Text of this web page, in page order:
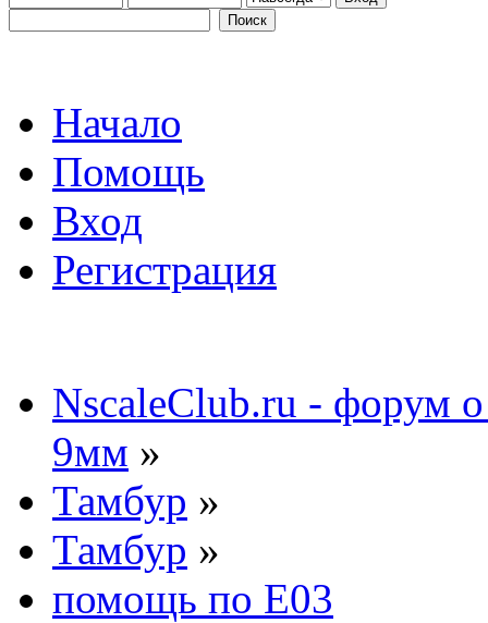
Начало
Помощь
Вход
Регистрация
NscaleClub.ru - форум
9мм »
Тамбур »
Тамбур »
помощь по Е03